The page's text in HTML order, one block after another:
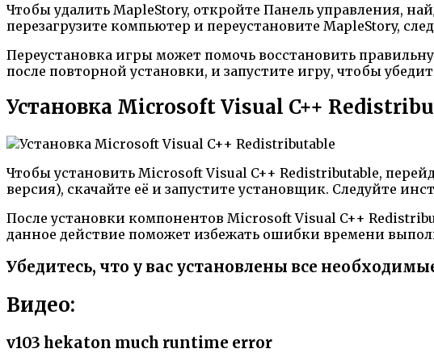
Чтобы удалить MapleStory, откройте Панель управления,
перезагрузите компьютер и переустановите MapleStory,
Переустановка игры может помочь восстановить
после повторной установки, и запустите игру, чтобы
Установка Microsoft Visual C++
Чтобы установить Microsoft Visual C++ Redistributable,
версия), скачайте её и запустите установщик. Следуйте
После установки компонентов Microsoft Visual C++
данное действие поможет избежать ошибки времени
Убедитесь, что у вас установлены все
Видео:
v103 hekaton much runtime error